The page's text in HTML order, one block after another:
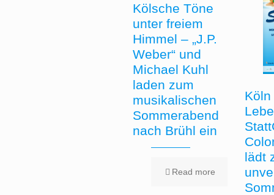
Kölsche Töne
unter freiem
Himmel – „J.P.
Weber“ und
Michael Kuhl
laden zum
musikalischen
Sommerabend
nach Brühl ein
Read more
lädt